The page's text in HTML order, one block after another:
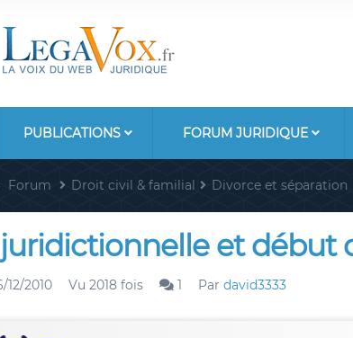
PUBLICATIONS FORUM JURIDIQUE
Forum Droit civil & familial Divorce et séparation
et début
12/2010 Vu 2018 fois 1 Par david3333